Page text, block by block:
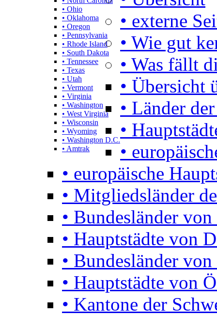
• Ohio
• Oklahoma
• Oregon
• Pennsylvania
• Rhode Island
• South Dakota
• Tennessee
• Texas
• Utah
• Vermont
• Virginia
• Washington
• West Virginia
• Wisconsin
• Wyoming
• Washington D.C.
• Amtrak
• externe
• Wie gut
• Was fällt
• Übersicht
• Länder
•
•
• europäische
• Mitgliedsländer
• Bundesländer
• Hauptstädte von
• Bundesländer
• Hauptstädte von
• Kantone der